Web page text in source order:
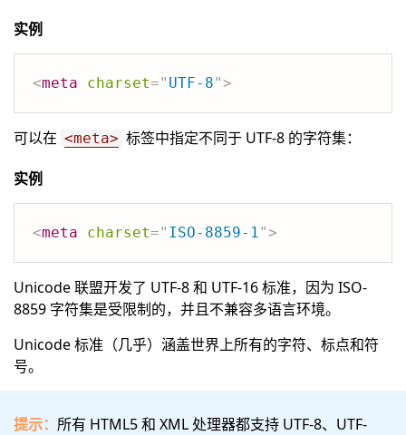
实例
<meta charset=" UTF-8">
可以在 <meta> 标签中指定不同于 UTF-8 的字符集：
实例
<meta charset=" ISO-8859-1">
Unicode 联盟开发了 UTF-8 和 UTF-16 标准，因为 ISO-
8859 字符集是受限制的，并且不兼容多语言环境。
Unicode 标准（几乎）涵盖世界上所有的字符、标点和符
号。
提示： 所有 HTML5 和 XML 处理器都支持 UTF-8、UTF-